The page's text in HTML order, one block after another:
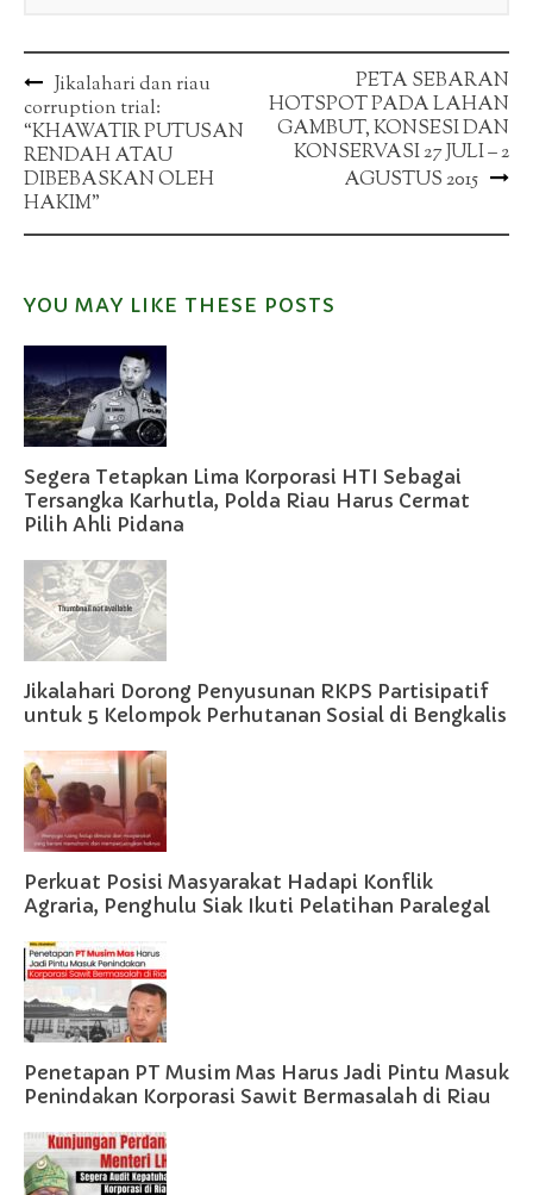
Post
navigation
Jikalahari dan riau
corruption trial:
“KHAWATIR PUTUSAN
RENDAH ATAU
DIBEBASKAN OLEH
HAKIM”
PETA SEBARAN
HOTSPOT PADA LAHAN
GAMBUT, KONSESI DAN
KONSERVASI 27 JULI – 2
AGUSTUS 2015
YOU MAY LIKE THESE POSTS
Segera Tetapkan Lima Korporasi HTI Sebagai
Tersangka Karhutla, Polda Riau Harus Cermat
Pilih Ahli Pidana
Jikalahari Dorong Penyusunan RKPS Partisipatif
untuk 5 Kelompok Perhutanan Sosial di Bengkalis
Perkuat Posisi Masyarakat Hadapi Konflik
Agraria, Penghulu Siak Ikuti Pelatihan Paralegal
Penetapan PT Musim Mas Harus Jadi Pintu Masuk
Penindakan Korporasi Sawit Bermasalah di Riau